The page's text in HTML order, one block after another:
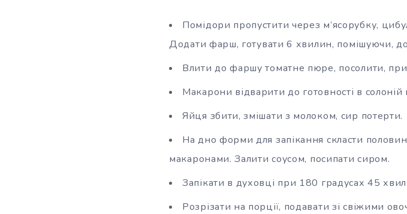
Помідори пропустити через м’ясорубку,
Додати фарш, готувати 6 хвилин, помішуючи,
Влити до фаршу томатне пюре, посолити,
Макарони відварити до готовності в солоній
Яйця збити, змішати з молоком, сир потерти.
На дно форми для запікання скласти
макаронами. Залити соусом, посипати сиром.
Запікати в духовці при 180 градусах 45
Розрізати на порції, подавати зі свіжими